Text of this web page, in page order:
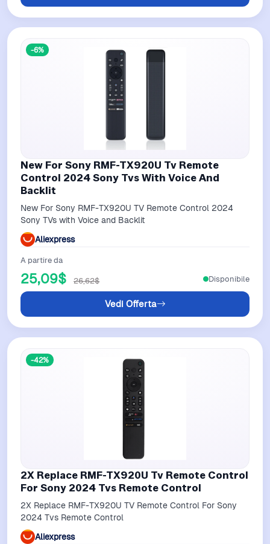
-6%
New For Sony RMF-TX920U Tv Remote
Control 2024 Sony Tvs With Voice And
Backlit
New For Sony RMF-TX920U TV Remote Control 2024
Sony TVs with Voice and Backlit
Aliexpress
A partire da
25,09$ 26,62$
Vedi Offerta
Disponibile
-42%
2X Replace RMF-TX920U Tv Remote Control
For Sony 2024 Tvs Remote Control
2X Replace RMF-TX920U TV Remote Control For Sony
2024 Tvs Remote Control
Aliexpress